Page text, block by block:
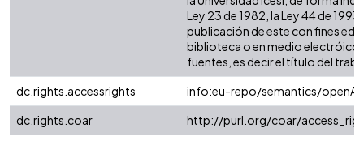
Ley 23 de 1982, la Ley 44 de
publicación de este con fines
biblioteca o en medio electróico
fuentes, es decir el título del
dc.rights.accessrights
info:eu-repo/semantics/
dc.rights.coar
http://purl.org/coar/